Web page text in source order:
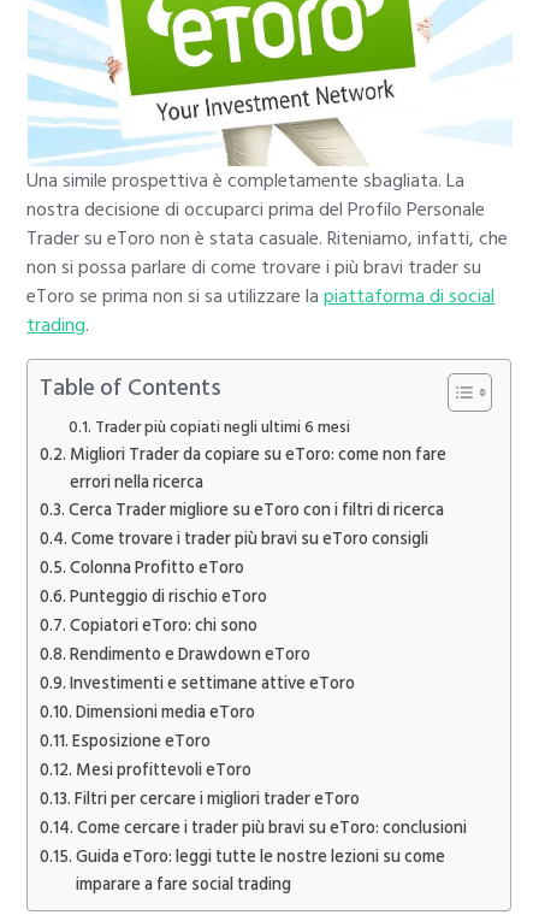
Una simile prospettiva è completamente sbagliata. La
nostra decisione di occuparci prima del Profilo Personale
Trader su eToro non è stata casuale. Riteniamo, infatti, che
non si possa parlare di come trovare i più bravi trader su
eToro se prima non si sa utilizzare lapiattaforma di social
trading.
Table of Contents
Trader più copiati negli ultimi 6 mesi
Migliori Trader da copiare su eToro: come non fare
errori nella ricerca
Cerca Trader migliore su eToro con i filtri di ricerca
Come trovare i trader più bravi su eToro consigli
Colonna Profitto eToro
Punteggio di rischio eToro
Copiatori eToro: chi sono
Rendimento e Drawdown eToro
Investimenti e settimane attive eToro
Dimensioni media eToro
Esposizione eToro
Mesi profittevoli eToro
Filtri per cercare i migliori trader eToro
Come cercare i trader più bravi su eToro: conclusioni
Guida eToro: leggi tutte le nostre lezioni su come
imparare a fare social trading